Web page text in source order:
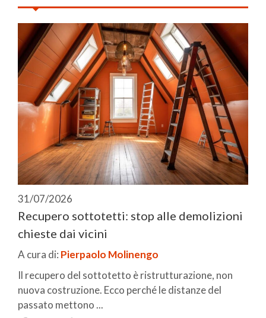
31/07/2026
Recupero sottotetti: stop alle demolizioni
chieste dai vicini
A cura di: Pierpaolo Molinengo
Il recupero del sottotetto è ristrutturazione, non
nuova costruzione. Ecco perché le distanze del
passato mettono ...